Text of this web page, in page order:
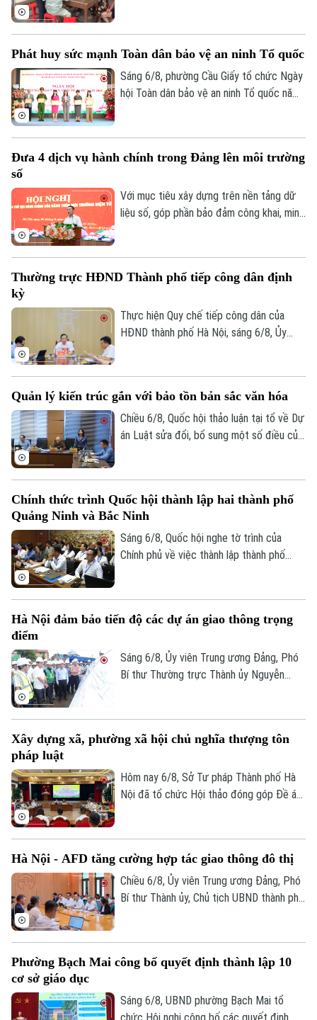
Chuyên mục
Thời sự
Hà Nội
Chính trị
An ninh trật tự
Công nghệ
Hà Nội
Người Hà Nội
Khoảnh khắc Hà Nội
Ẩm thực
Tin tức
Quân sự
Người Việt 4 phương
Kinh tế
Tin tức
Cafe sáng
Tài chính Ngân hàng
Doanh nghiệp
Nhà đất
Tin tức
Đầu tư
Căn hộ
Đất đai
Kinh nghiệm
Tàu và Xe
Ô tô
Tàu
Thị trường
Đánh giá
Giáo dục
Tin tức
Tuyển sinh
Hướng nghiệp
Văn hóa
Tin tức
Làng nghề
Di tích
Sức khỏe
Y tế
Dinh dưỡng
Thể thao
Bóng đá
Quần vợt
Golf
Giải trí
Tin tức
Sao
Điện ảnh
Thời trang
Âm nhạc
Đã phát sóng
đảm tiến độ, vừa nâng cao chất lượng dữ
liệu. Tại phường Lĩnh Nam, nhiều giải pháp
sáng tạo đang phát huy hiệu quả rõ nét.
Phát huy sức mạnh Toàn dân bảo vệ an ninh Tổ quốc
Sáng 6/8, phường Cầu Giấy tổ chức Ngày
hội Toàn dân bảo vệ an ninh Tổ quốc năm
nghiệp và đông đảo nhân dân trên địa
Đưa 4 dịch vụ hành chính trong Đảng lên môi trường
số
Với mục tiêu xây dựng trên nền tảng dữ
liệu số, góp phần bảo đảm công khai, minh
hành chính của Đảng lên môi trường điện
thuộc.
Thường trực HĐND Thành phố tiếp công dân định
kỳ
Thực hiện Quy chế tiếp công dân của
HĐND thành phố Hà Nội, sáng 6/8, Ủy
Quản lý kiến trúc gắn với bảo tồn bản sắc văn hóa
Chiều 6/8, Quốc hội thảo luận tại tổ về Dự
án Luật sửa đổi, bổ sung một số điều của
hướng cắt giảm thủ tục hành chính,
chuyển mạnh từ tiền kiểm sang hậu kiểm
và đẩy mạnh chuyển đổi số.
Chính thức trình Quốc hội thành lập hai thành phố
Quảng Ninh và Bắc Ninh
Sáng 6/8, Quốc hội nghe tờ trình của
Chính phủ về việc thành lập thành phố
Hà Nội đảm bảo tiến độ các dự án giao thông trọng
điểm
Sáng 6/8, Ủy viên Trung ương Đảng, Phó
Bí thư Thường trực Thành ủy Nguyễn
địa một số hạng mục quan trọng.
Xây dựng xã, phường xã hội chủ nghĩa thượng tôn
pháp luật
Hôm nay 6/8, Sở Tư pháp Thành phố Hà
Nội đã tổ chức Hội thảo đóng góp Đề án
Hà Nội - AFD tăng cường hợp tác giao thông đô thị
Chiều 6/8, Ủy viên Trung ương Đảng, Phó
Bí thư Thành ủy, Chủ tịch UBND thành phố
đang triển khai và định hướng mở rộng
Phường Bạch Mai công bố quyết định thành lập 10
cơ sở giáo dục
Sáng 6/8, UBND phường Bạch Mai tổ